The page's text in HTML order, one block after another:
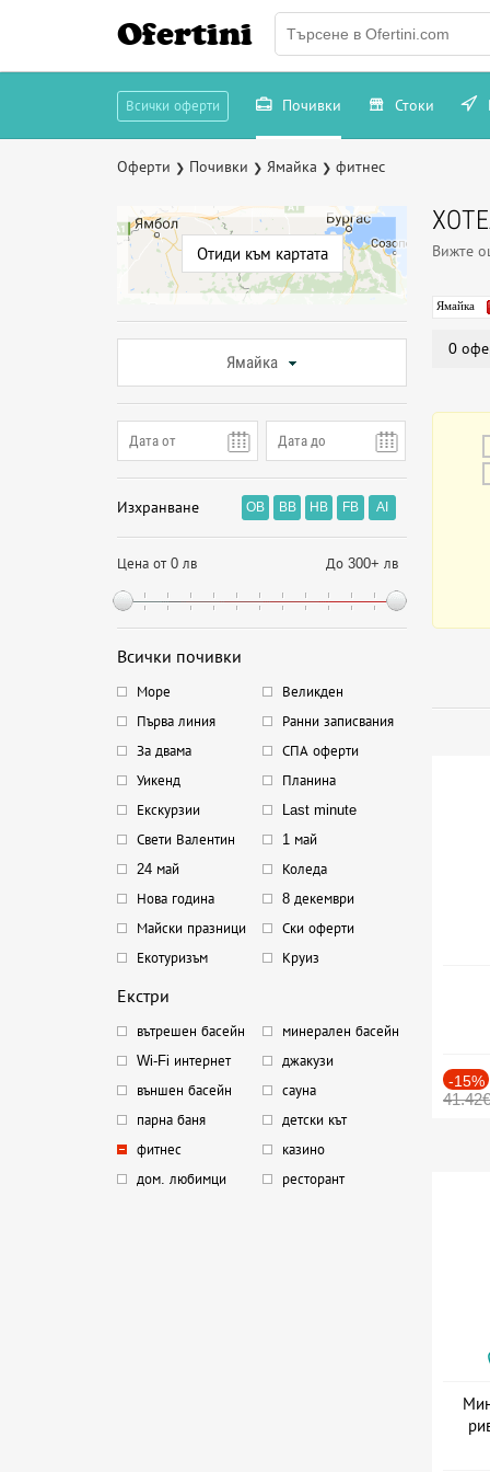
Ofertini
Всички оферти Почивки Стоки
Оферти ❯ Почивки ❯ Ямайка ❯ фитнес
Отиди към картата
Ямайка
Изхранване OB BB HB FB AI
Цена от 0 лв До 300+ лв
Всички почивки
Море
Великден
Първа линия
Ранни записвания
За двама
СПА оферти
Уикенд
Планина
Екскурзии
Last minute
Свети Валентин
1 май
24 май
Коледа
Нова година
8 декември
Майски празници
Ски оферти
Екотуризъм
Круиз
Екстри
вътрешен басейн
минерален басейн
Wi-Fi интернет
джакузи
външен басейн
сауна
парна баня
детски кът
фитнес
казино
дом. любимци
ресторант
Вижте
Ямайка
0
-15%
41.42€